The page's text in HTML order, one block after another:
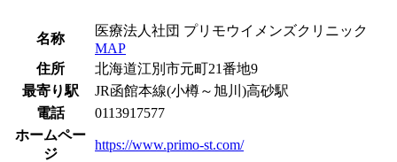
名称
医療法人社団 プリモウイメンズクリニック
MAP
住所
北海道江別市元町21番地9
最寄り駅
JR函館本線(小樽～旭川)高砂駅
電話
0113917577
ホームペー
ジ
https://www.primo-st.com/